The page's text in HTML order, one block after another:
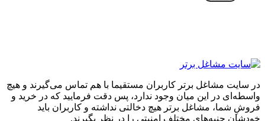
در سایت مشاغل برتر کاربران مستقیما با هم تماس می‌گیرند و هیچ
واسطه‌ای در این میان وجود ندارد، پس دقت فرمایید که در خرید و
فروشِ شما، مشاغل برتر هیچ دخالتی نداشته و کاربران باید
خودشان جنبه‌های مختلف امنیتی را در نظر بگیرند.